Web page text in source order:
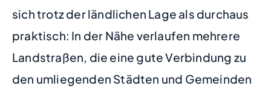
sich trotz der ländlichen Lage als durchaus
praktisch: In der Nähe verlaufen mehrere
Landstraßen, die eine gute Verbindung zu
den umliegenden Städten und Gemeinden